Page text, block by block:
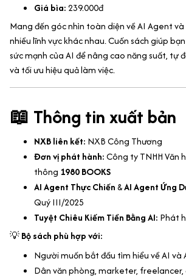
Giá bìa:239.000đ
Mang đến góc nhìn toàn diện về AI Agent
nhiều lĩnh vực khác nhau. Cuốn sách giúp
sức mạnh của AI để nâng cao năng suất, tự
và tối ưu hiệu quả làm việc.
📖 Thông tin xuất bản
NXB liên kết: NXB Công Thương
Đơn vị phát hành:Công ty TNHH Văn
thông 1980 BOOKS
AI Agent Thực Chiến&AI Agent Ứng
Quý III/2025
Tuyệt Chiêu Kiếm Tiền Bằng AI: Phát
💡Bộ sách phù hợp với:
Người muốn bắt đầu tìm hiểu về AI và
Dân văn phòng, marketer,